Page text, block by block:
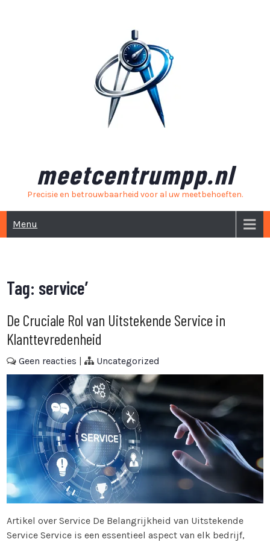
meetcentrumpp.nl
Precisie en betrouwbaarheid voor al uw meetbehoeften.
Menu
Tag: service’
De Cruciale Rol van Uitstekende Service in
Klanttevredenheid
Geen reacties | Uncategorized
Artikel over Service De Belangrijkheid van Uitstekende
Service Service is een essentieel aspect van elk bedrijf,